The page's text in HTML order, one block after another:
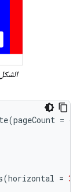
الشكل 6
(pageCount = {
(horizontal =